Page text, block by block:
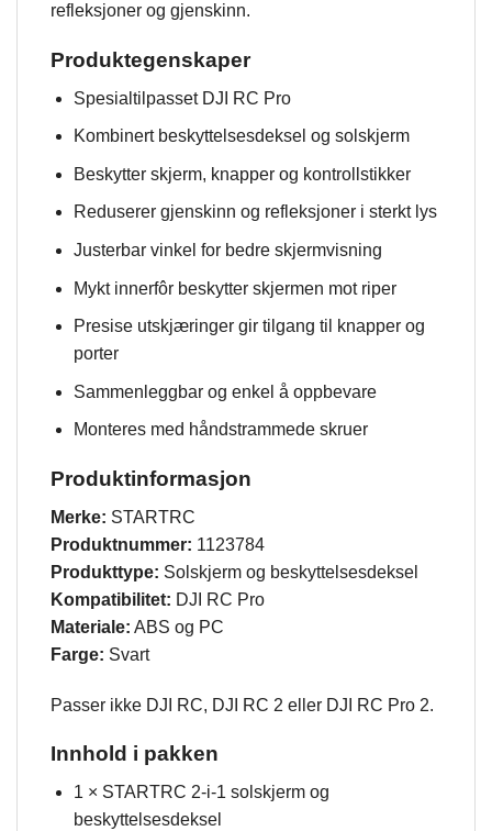
refleksjoner og gjenskinn.
Produktegenskaper
Spesialtilpasset DJI RC Pro
Kombinert beskyttelsesdeksel og solskjerm
Beskytter skjerm, knapper og kontrollstikker
Reduserer gjenskinn og refleksjoner i sterkt lys
Justerbar vinkel for bedre skjermvisning
Mykt innerfôr beskytter skjermen mot riper
Presise utskjæringer gir tilgang til knapper og
porter
Sammenleggbar og enkel å oppbevare
Monteres med håndstrammede skruer
Produktinformasjon
Merke: STARTRC
Produktnummer: 1123784
Produkttype: Solskjerm og beskyttelsesdeksel
Kompatibilitet: DJI RC Pro
Materiale: ABS og PC
Farge: Svart
Passer ikke DJI RC, DJI RC 2 eller DJI RC Pro 2.
Innhold i pakken
1 × STARTRC 2-i-1 solskjerm og
beskyttelsesdeksel